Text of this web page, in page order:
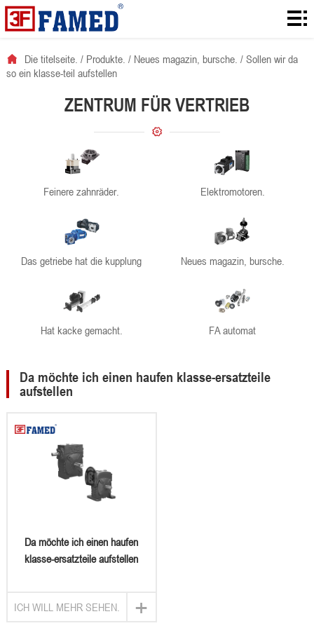
Die
Laden!
Die titelseite. / Produkte. / Neues magazin, bursche. / Sollen wir da
so ein klasse-teil aufstellen
ZENTRUM FÜR VERTRIEB
Feinere zahnräder. Elektromotoren.
Das getriebe hat die kupplung Neues magazin, bursche.
Hat kacke gemacht. FA automat
Da möchte ich einen haufen klasse-ersatzteile
aufstellen
Da möchte ich einen haufen
klasse-ersatzteile aufstellen
+
ICH WILL MEHR SEHEN.